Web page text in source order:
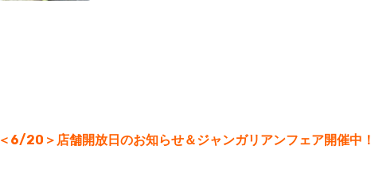
＜6/20＞店舗開放日のお知らせ＆ジャンガリアンフェア開催中！